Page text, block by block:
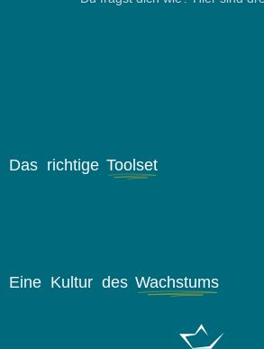
Das richtige Toolset
Eine Kultur des Wachstums